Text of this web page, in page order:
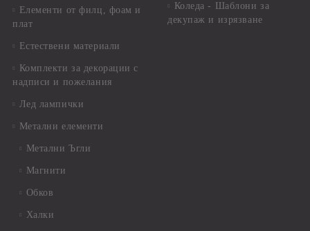
Елементи от филц, фоам и
плат
Естествени материали
Комплекти за декорации с
надписи и пожелания
Лед лампички
Метални елементи
Метални Ъгли
Магнити
Обков
Халки
Коледа - Шаблони за
декупаж и изрязване